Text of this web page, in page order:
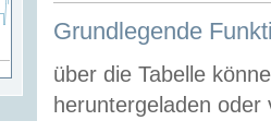
Grundlegende
über die Tabelle
heruntergeladen oder